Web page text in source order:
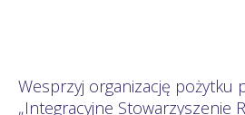
Wesprzyj organizację pożytku
„Integracyjne Stowarzyszenie